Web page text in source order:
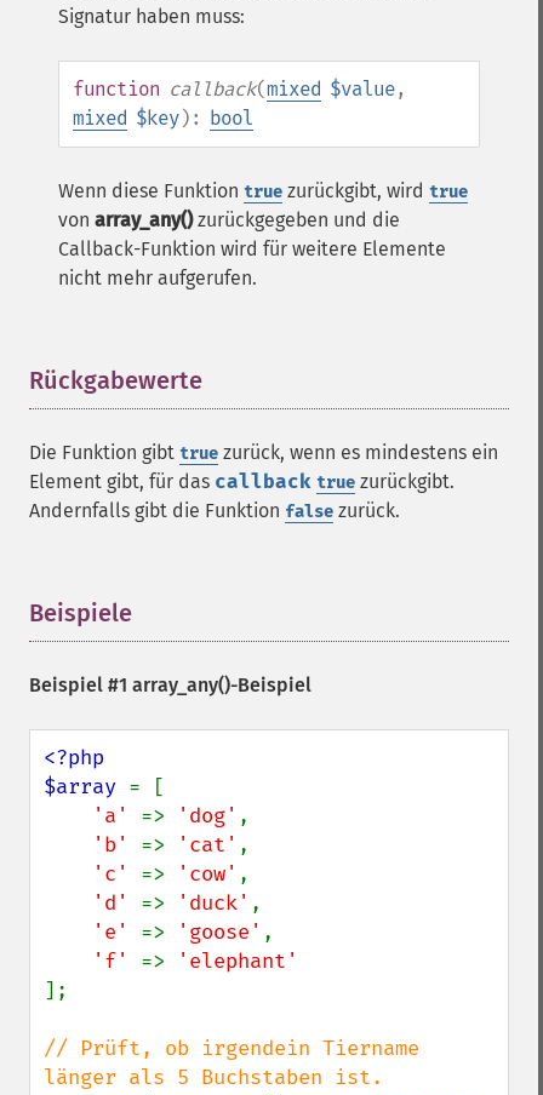
Signatur haben muss:
function callback(mixed $value,
mixed $key): bool
Wenn diese Funktion true zurückgibt, wird true
von array_any()zurückgegeben und die
Callback-Funktion wird für weitere Elemente
nicht mehr aufgerufen.
Rückgabewerte
Die Funktion gibt true zurück, wenn es mindestens ein
Element gibt, für das callback true zurückgibt.
Andernfalls gibt die Funktion false zurück.
Beispiele
Beispiel #1 array_any()-Beispiel
<?php
$array = [
'a' => 'dog' ,
'b' => 'cat' ,
'c' => 'cow' ,
'd' => 'duck' ,
'e' => 'goose' ,
'f' =>
];
// Prüft, ob irgendein Tiername